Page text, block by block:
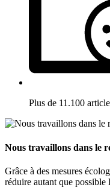
Plus de 11.100
Nous travaillons dans le
Grâce à des mesures
réduire autant que